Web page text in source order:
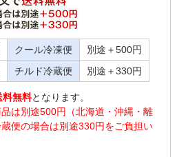
クール冷凍便
別途＋500円
チルド冷蔵便 別途＋330円
料無料となります。
は別途500円（北海道・沖縄・離
便の場合は別途330円をご負担い